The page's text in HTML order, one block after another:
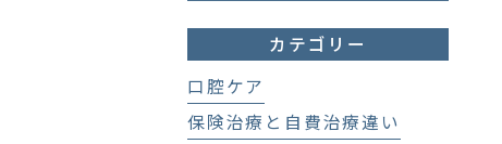
カテゴリー
口腔ケア
保険治療と自費治療違い